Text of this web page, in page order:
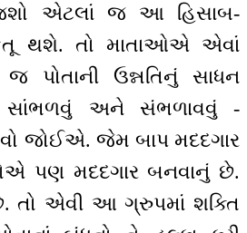
એટલાં જ આ હિસાબ-
થશે. તો માતાઓએ એવાં
જ પોતાની ઉન્નતિનું સાધન
અને સંભળાવવું -
જોઈએ. જેમ બાપ મદદગાર
પણ મદદગાર બનવાનું છે.
તો એવી આ ગ્રુપમાં શક્તિ